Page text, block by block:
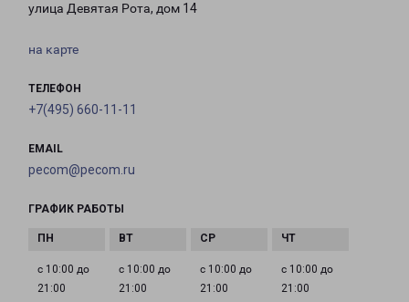
улица Девятая Рота, дом 14
на карте
ТЕЛЕФОН
+7(495) 660-11-11
EMAIL
pecom@pecom.ru
ГРАФИК РАБОТЫ
с 10:00 до
21:00
с 10:00 до
21:00
с 10:00 до
21:00
с 10:00 до
21:00